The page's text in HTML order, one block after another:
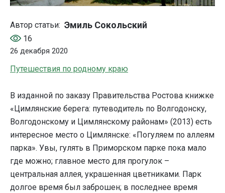
Автор статьи: Эмиль Сокольский
16
26 декабря 2020
Путешествия по родному краю
В изданной по заказу Правительства Ростова книжке
«Цимлянские берега: путеводитель по Волгодонску,
Волгодонскому и Цимлянскому районам» (2013) есть
интересное место о Цимлянске: «Погуляем по аллеям
парка». Увы, гулять в Приморском парке пока мало
где можно; главное место для прогулок –
центральная аллея, украшенная цветниками. Парк
долгое время был заброшен; в последнее время